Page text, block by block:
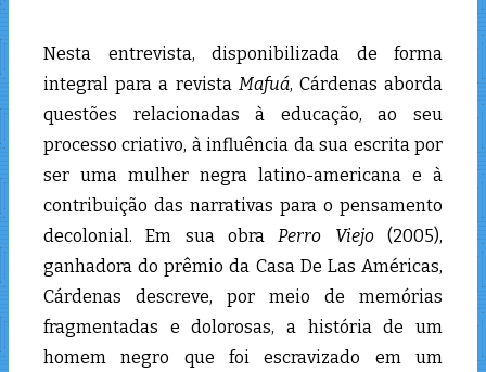
Nesta entrevista, disponibilizada de forma
integral para a revista Mafuá, Cárdenas aborda
questões relacionadas à educação, ao seu
processo criativo, à influência da sua escrita por
ser uma mulher negra latino-americana e à
contribuição das narrativas para o pensamento
decolonial. Em sua obra Perro Viejo(2005),
ganhadora do prêmio da Casa De Las Américas,
Cárdenas descreve, por meio de memórias
fragmentadas e dolorosas, a história de um
homem negro que foi escravizado em um